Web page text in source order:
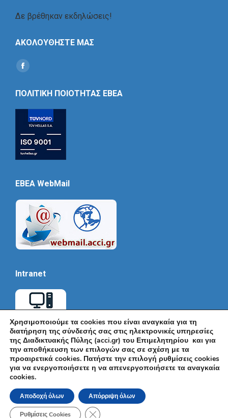
Δε βρέθηκαν εκδηλώσεις!
ΑΚΟΛΟΥΘΗΣΤΕ ΜΑΣ
Find us on:
Social
ΠΟΛΙΤΙΚΗ ΠΟΙΟΤΗΤΑΣ ΕΒΕΑ
EBEA WebMail
Intranet
© Εμπορικό και Βιομηχανικό Επιμελητήριο Αθηνών 2026 |
Ακαδημίας 7, ΤΚ: 10671, Αθήνα, Τηλ: +30 210 3604815, e-mail:
info@acci.gr
Όροι Χρήσης|Πολιτική Ασφάλειας|Πολιτική Απορρήτου
Προσβασιμότητας
Χρησιμοποιούμε τα cookies που είναι αναγκαία για τη
διατήρηση της σύνδεσής σας στις ηλεκτρονικές υπηρεσίες
της Διαδικτυακής Πύλης (acci.gr) του Επιμελητηρίου και για
την αποθήκευση των επιλογών σας σε σχέση με τα
προαιρετικά cookies. Πατήστε την επιλογή ρυθμίσεις cookies
για να ενεργοποιήσετε η να απενεργοποιήσετε τα αναγκαία
cookies.
Αποδοχή όλων Απόρριψη όλων
Ρυθμίσεις Cookies Κλείσιμο του Cookie banner για το GDPR